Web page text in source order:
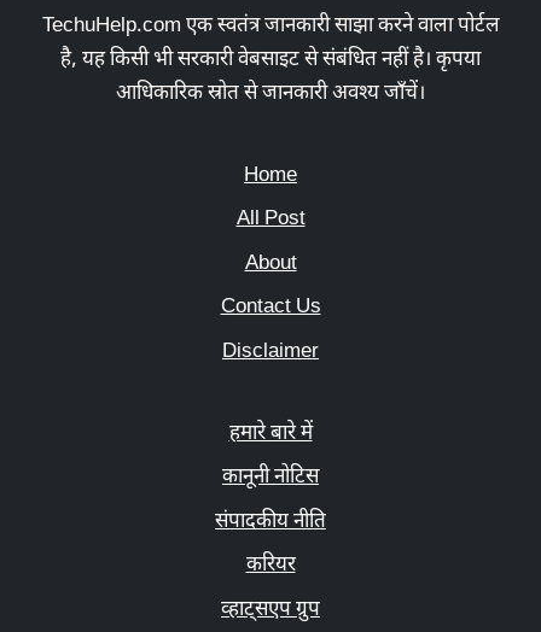
TechuHelp.com एक स्वतंत्र जानकारी साझा करने वाला पोर्टल
है, यह किसी भी सरकारी वेबसाइट से संबंधित नहीं है। कृपया
आधिकारिक स्रोत से जानकारी अवश्य जाँचें।
Home
All Post
About
Contact Us
Disclaimer
हमारे बारे में
कानूनी नोटिस
संपादकीय नीति
करियर
व्हाट्सएप ग्रुप